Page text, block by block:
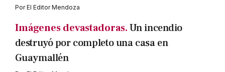
PorEl Editor Mendoza
Imágenes devastadoras.Un incendio
destruyó por completo una casa en
Guaymallén